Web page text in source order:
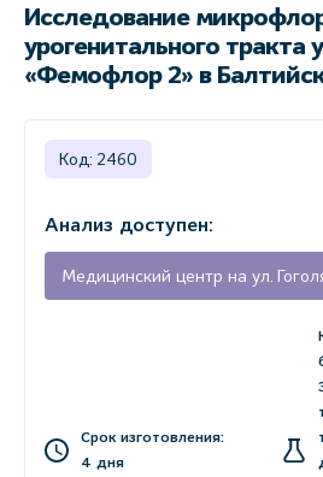
Исследование
урогенитального
«Фемофлор 2» в
Код: 2460
Анализ доступен:
Срок изготовления:
4 дня